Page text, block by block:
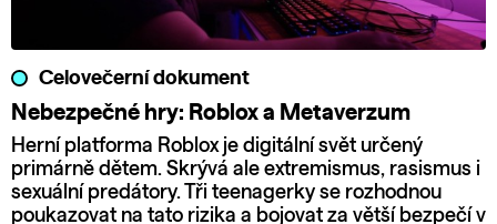
Celovečerní dokument
Nebezpečné hry: Roblox a Metaverzum
Herní platforma Roblox je digitální svět určený
primárně dětem. Skrývá ale extremismus, rasismus i
sexuální predátory. Tři teenagerky se rozhodnou
poukazovat na tato rizika a bojovat za větší bezpečí v